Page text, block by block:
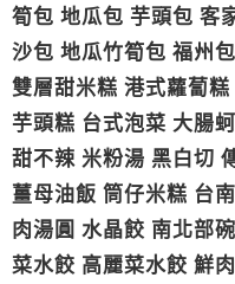
筍包 地瓜包 芋頭包 客
沙包 地瓜竹筍包 福州
雙層甜米糕 港式蘿蔔
芋頭糕 台式泡菜 大腸
甜不辣 米粉湯 黑白切
薑母油飯 筒仔米糕 台
肉湯圓 水晶餃 南北部
菜水餃 高麗菜水餃 鮮